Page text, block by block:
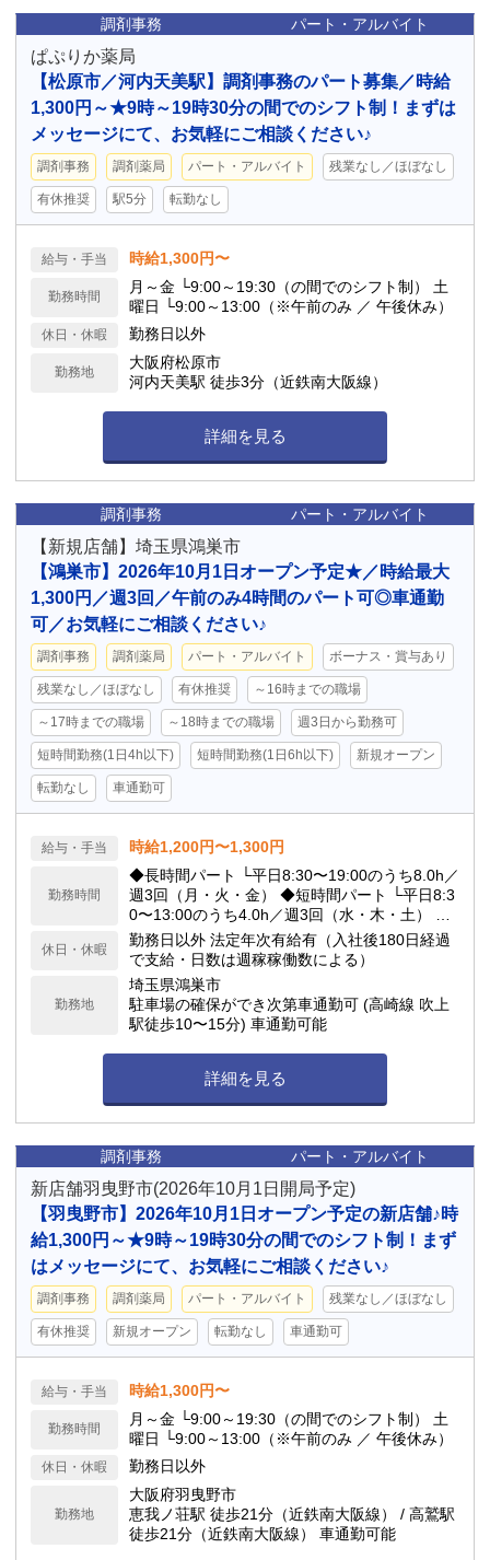
調剤事務 パート・アルバイト
ぱぷりか薬局
【松原市／河内天美駅】調剤事務のパート募集／時給
1,300円～★9時～19時30分の間でのシフト制！まずは
メッセージにて、お気軽にご相談ください♪
調剤事務 調剤薬局 パート・アルバイト 残業なし／ほぼなし
有休推奨 駅5分 転勤なし
給与・手当 時給1,300円〜
勤務時間
月～金 └9:00～19:30（の間でのシフト制） 土
曜日 └9:00～13:00（※午前のみ ／ 午後休み）
休日・休暇 勤務日以外
勤務地
大阪府松原市
河内天美駅 徒歩3分（近鉄南大阪線）
詳細を見る
調剤事務 パート・アルバイト
【新規店舗】埼玉県鴻巣市
【鴻巣市】2026年10月1日オープン予定★／時給最大
1,300円／週3回／午前のみ4時間のパート可◎車通勤
可／お気軽にご相談ください♪
調剤事務 調剤薬局 パート・アルバイト ボーナス・賞与あり
残業なし／ほぼなし 有休推奨 ～16時までの職場
～17時までの職場 ～18時までの職場 週3日から勤務可
短時間勤務(1日4h以下) 短時間勤務(1日6h以下) 新規オープン
転勤なし 車通勤可
給与・手当 時給1,200円〜1,300円
勤務時間
◆長時間パート └平日8:30〜19:00のうち8.0h／
週3回（月・火・金） ◆短時間パート └平日8:3
0〜13:00のうち4.0h／週3回（水・木・土） ◆
残業について（既存店実績） └平均残業時間：
月1.0時間程度 ※混雑状況による短時間の残業
はありますが、多くても月合計2時間程度と少な
めです。 【備考】 年に3〜4回ほど、地域の輪
番制による「休日当番（出勤）」があります。
休日・休暇
勤務日以外 法定年次有給有（入社後180日経過
で支給・日数は週稼稼働数による）
勤務地
埼玉県鴻巣市
駐車場の確保ができ次第車通勤可 (高崎線 吹上
駅徒歩10〜15分) 車通勤可能
詳細を見る
調剤事務 パート・アルバイト
新店舗羽曳野市(2026年10月1日開局予定)
【羽曳野市】2026年10月1日オープン予定の新店舗♪時
給1,300円～★9時～19時30分の間でのシフト制！まず
はメッセージにて、お気軽にご相談ください♪
調剤事務 調剤薬局 パート・アルバイト 残業なし／ほぼなし
有休推奨 新規オープン 転勤なし 車通勤可
給与・手当 時給1,300円〜
勤務時間
月～金 └9:00～19:30（の間でのシフト制） 土
曜日 └9:00～13:00（※午前のみ ／ 午後休み）
休日・休暇 勤務日以外
勤務地
大阪府羽曳野市
恵我ノ荘駅 徒歩21分（近鉄南大阪線） / 高鷲駅
徒歩21分（近鉄南大阪線） 車通勤可能